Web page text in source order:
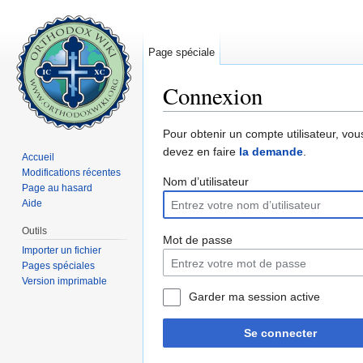
Connexion
Pour obtenir un compte utilisateur,
devez en faire la demande.
Nom d’utilisateur
Mot de passe
Garder ma session active
Se connecter
Page spéciale
Accueil
Modifications récentes
Page au hasard
Aide
Outils
Importer un fichier
Pages spéciales
Version imprimable